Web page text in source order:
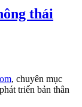
thái
, chuyên mục
phát triển bản thân